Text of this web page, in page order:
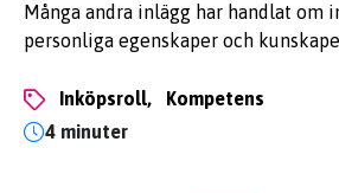
Många andra inlägg har handlat om
personliga egenskaper och
inköpsroll,
kompetens
4 minuter